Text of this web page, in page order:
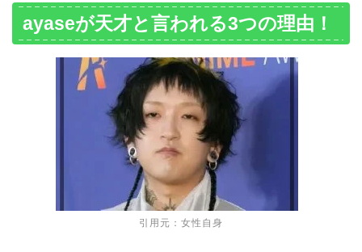
ayaseが天才と言われる3つの理由！
引用元：女性自身